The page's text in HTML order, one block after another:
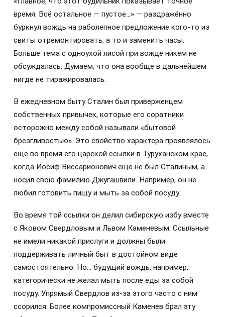
время. Всё остальное — пустое…» — раздражённо
буркнул вождь на раболепное предложение кого-то из
свиты отремонтировать, а то и заменить часы.
Больше тема с одноухой лисой при вожде никем не
обсуждалась. Думаем, что она вообще в дальнейшем
нигде не тиражировалась.
В ежедневном быту Сталин был приверженцем
собственных привычек, которые его соратники
осторожно между собой называли «бытовой
брезгливостью». Это свойство характера проявлялось
еще во время его царской ссылки в Туруханском крае,
когда Иосиф Виссарионович ещё не был Сталиным, а
носил свою фамилию Джугашвили. Например, он не
любил готовить пищу и мыть за собой посуду.
Во время той ссылки он делил сибирскую избу вместе
с Яковом Свердловым и Львом Каменевым. Ссыльные
не имели никакой прислуги и должны были
поддерживать личный быт в достойном виде
самостоятельно. Но… будущий вождь, например,
категорически не желал мыть после еды за собой
посуду. Упрямый Свердлов из-за этого часто с ним
ссорился. Более компромиссный Каменев брал эту